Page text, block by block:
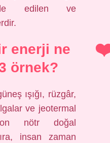
edilen ve
enerji ne
örnek?
ışığı, rüzgâr,
ve jeotermal
nötr doğal
insan zaman